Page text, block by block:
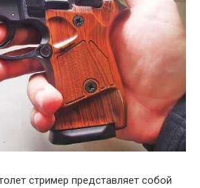
стример представляет собой